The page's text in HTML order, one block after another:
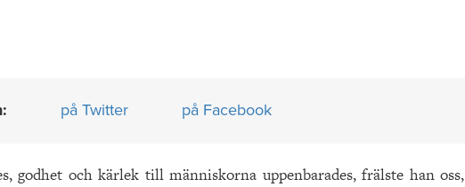
på Twitter på Facebook
godhet och kärlek till människorna uppenbarades, frälste han oss,